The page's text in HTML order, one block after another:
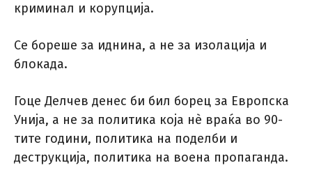
криминал и корупција.
Се бореше за иднина, а не за изолација и
блокада.
Гоце Делчев денес би бил борец за Европска
Унија, а не за политика која нè враќа во 90-
тите години, политика на поделби и
деструкција, политика на воена пропаганда.